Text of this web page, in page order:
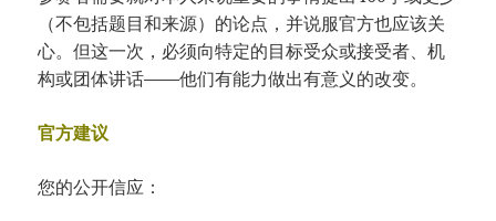
（不包括题目和来源）的论点，并说服官方也应该关
心。但这一次，必须向特定的目标受众或接受者、机
构或团体讲话——他们有能力做出有意义的改变。
官方建议
您的公开信应：